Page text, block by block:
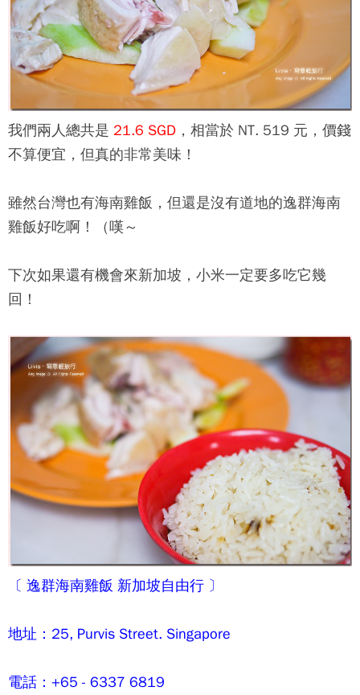
我們兩人總共是 21.6 SGD ，相當於 NT. 519 元，價錢
不算便宜，但真的非常美味！
雖然台灣也有海南雞飯，但還是沒有道地的逸群海南
雞飯好吃啊！（嘆～
下次如果還有機會來新加坡，小米一定要多吃它幾
回！
〔 逸群海南雞飯 新加坡自由行 〕
地址：25, Purvis Street. Singapore
電話：+65 - 6337 6819